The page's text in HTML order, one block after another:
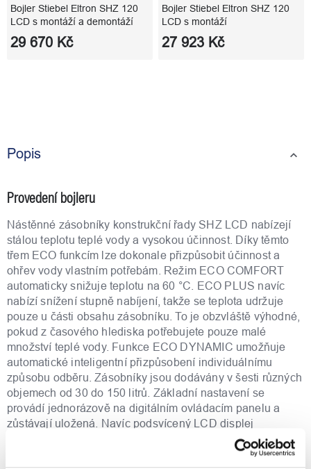
Bojler Stiebel Eltron SHZ 120
LCD s montáží a demontáží
29 670 Kč
Bojler Stiebel Eltron SHZ 120
LCD s montáží
27 923 Kč
Popis
Provedení bojleru
Nástěnné zásobníky konstrukční řady SHZ LCD nabízejí
stálou teplotu teplé vody a vysokou účinnost. Díky těmto
třem ECO funkcím lze dokonale přizpůsobit účinnost a
ohřev vody vlastním potřebám. Režim ECO COMFORT
automaticky snižuje teplotu na 60 °C. ECO PLUS navíc
nabízí snížení stupně nabíjení, takže se teplota udržuje
pouze u části obsahu zásobníku. To je obzvláště výhodné,
pokud z časového hlediska potřebujete pouze malé
množství teplé vody. Funkce ECO DYNAMIC umožňuje
automatické inteligentní přizpůsobení individuálnímu
způsobu odběru. Zásobníky jsou dodávány v šesti různých
objemech od 30 do 150 litrů. Základní nastavení se
provádí jednorázově na digitálním ovládacím panelu a
zůstávají uložená. Navíc podsvícený LCD displej
zobrazuje dostupné množství teplé vody, odběr energie,
požadovanou nastavenou teplotu a různé další údaje o